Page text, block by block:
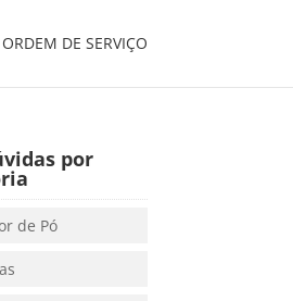
ORDEM DE SERVIÇO
por
de Pó